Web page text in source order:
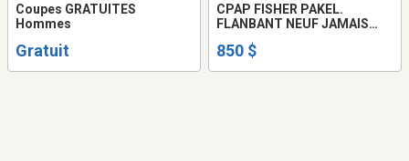
Coupes GRATUITES
Hommes
Gratuit
CPAP FISHER PAKEL.
FLANBANT NEUF JAMAIS
TUBE CHAUFFANT SAC DE
850 $